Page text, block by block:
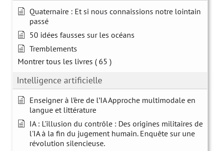
Quaternaire : Et si nous connaissions notre lointain
passé
50 idées fausses sur les océans
Tremblements
Montrer tous les livres ( 65 )
Intelligence artificielle
Enseigner à l’ère de l’IA Approche multimodale en
langue et littérature
IA : L'illusion du contrôle : Des origines militaires de
l'IA à la fin du jugement humain. Enquête sur une
révolution silencieuse.